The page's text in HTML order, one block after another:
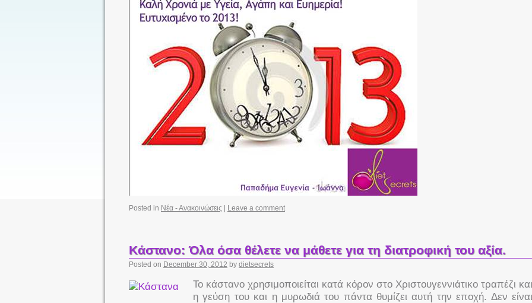
Posted in Νέα - Ανακοινώσεις Leave a comment
Κάστανο: Όλα όσα θέλετε να μάθετε για τη διατροφική του αξία.
Posted on December 30, 2012 by dietsecrets
Το κάστανο χρησιμοποιείται κατά κόρον στο Χριστουγεννιάτικο τραπέζι και
η γεύση του και η μυρωδιά του πάντα θυμίζει αυτή την εποχή. Δεν είναι